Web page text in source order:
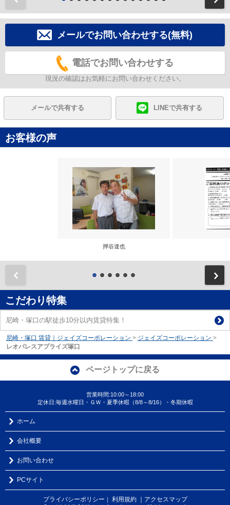
メールでお問い合わせする(無料)
電話でお問い合わせする
現況の確認はお気軽にお問い合わせください。
メールで共有する LINEで共有する
お客様の声
押谷達也
こだわり特集
尼崎・塚口の駅徒歩10分以内賃貸特集！
尼崎・塚口 賃貸｜ジェイズコーポレーション > ジェイズコーポレーション >
レオパレスアプライズ塚口
ページトップに戻る
営業時間:10:00～18:00
定休日:毎週水曜日・ＧＷ・夏季休暇（8/8～8/16）・冬期休暇
ホーム
会社概要
お問い合わせ
PCサイト
プライバシーポリシー 利用規約 ｜アクセスマップ